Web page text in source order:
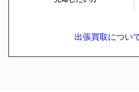
出張買取につい